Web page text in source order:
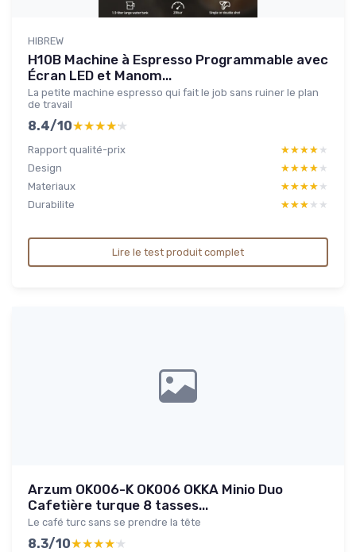
HIBREW
H10B Machine à Espresso Programmable avec
Écran LED et Manom...
La petite machine espresso qui fait le job sans ruiner le plan
de travail
8.4/10★★★★★
★★★★★
Rapport qualité-prix ★★★★★
★★★★★
Design
★★★★★
★★★★★
Materiaux
★★★★★
★★★★★
Durabilite
★★★★★
★★★★★
Lire le test produit complet
Arzum OK006-K OK006 OKKA Minio Duo
Cafetière turque 8 tasses...
Le café turc sans se prendre la tête
8.3/10★★★★★
★★★★★